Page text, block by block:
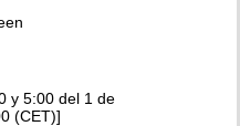
y 5:00 del 1 de
(CET)]